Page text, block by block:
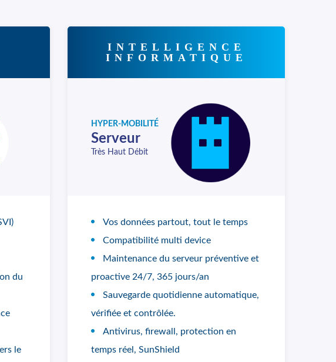
du
le
INTELLIGENCE
INFORMATIQUE
HYPER-MOBILITÉ
Serveur
Très Haut Débit
Vos données partout, tout le temps
Compatibilité multi device
Maintenance du serveur préventive et
proactive 24/7, 365 jours/an
Sauvegarde quotidienne automatique,
vérifiée et contrôlée.
Antivirus, firewall, protection en
temps réel, SunShield